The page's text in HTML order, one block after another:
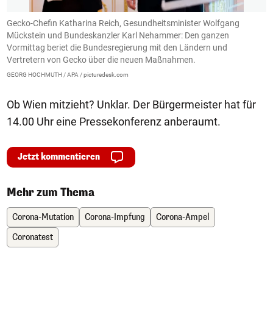
Gecko-Chefin Katharina Reich, Gesundheitsminister Wolfgang
Mückstein und Bundeskanzler Karl Nehammer: Den ganzen
Vormittag beriet die Bundesregierung mit den Ländern und
Vertretern von Gecko über die neuen Maßnahmen.
GEORG HOCHMUTH / APA / picturedesk.com
Ob Wien mitzieht? Unklar. Der Bürgermeister hat für
14.00 Uhr eine Pressekonferenz anberaumt.
Jetzt kommentieren
Mehr zum Thema
Corona-Mutation Corona-Impfung
Corona-Ampel
Coronatest